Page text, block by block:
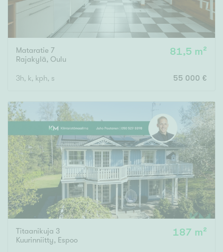
Uudiskohteet
Vain uudiskohteet Ei uudiskohteita
Arvokohteet
Vain arvokohteet Ei arvokohteita
Kunto
Hyvä
Tyydyttävä
Välttävä
Ominaisuudet
Hissi
Järvi- tai merinäköala
Maalämpö
Oma ranta
Mataratie 7
Rajakylä, Oulu
81,5 m²
3h, k, kph, s 55 000 €
Titaanikuja 3
Kuurinniitty, Espoo
187 m²